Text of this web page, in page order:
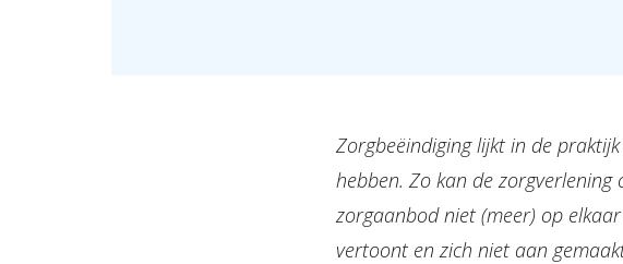
Zorgbeëindiging lijkt in de
hebben. Zo kan de
zorgaanbod niet (meer) op
vertoont en zich niet aan